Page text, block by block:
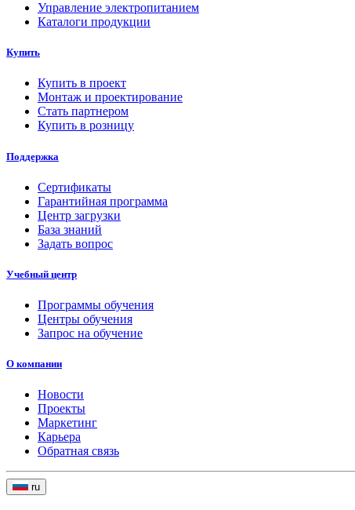
Управление электропитанием
Каталоги продукции
Купить
Купить в проект
Монтаж и проектирование
Стать партнером
Купить в розницу
Поддержка
Сертификаты
Гарантийная программа
Центр загрузки
База знаний
Задать вопрос
Учебный центр
Программы обучения
Центры обучения
Запрос на обучение
О компании
Новости
Проекты
Маркетинг
Карьера
Обратная связь
ru